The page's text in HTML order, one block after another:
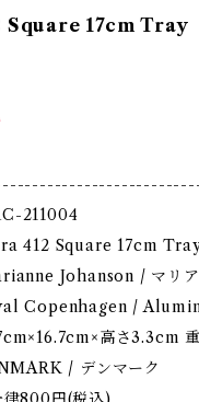
Square 17cm Tray
211004
412 Square 17cm
Johanson / マリア
Copenhagen /
高さ3.3cm
/ デンマーク